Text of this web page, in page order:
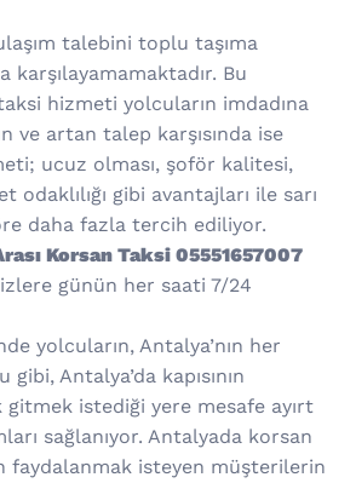
talebini toplu taşıma
karşılayamamaktadır. Bu
hizmeti yolcuların imdadına
ve artan talep karşısında ise
ucuz olması, şoför kalitesi,
odaklılığı gibi avantajları ile sarı
daha fazla tercih ediliyor.
Korsan Taksi 05551657007
günün her saati 7/24
yolcuların, Antalya’nın her
Antalya’da kapısının
gitmek istediği yere mesafe ayırt
sağlanıyor. Antalyada korsan
faydalanmak isteyen müşterilerin